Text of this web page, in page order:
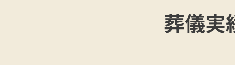
家族葬1日プラ
白木祭壇プラン
つくばメモリアルホール
牛久市 阿見町
葬儀の豆
事前相談
葬儀に対
考え方
葬儀実